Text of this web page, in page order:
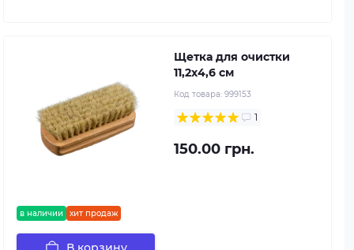
в наличии хит продаж
Щетка для очистки
11,2х4,6 см
Код товара: 999153
1
150.00 грн.